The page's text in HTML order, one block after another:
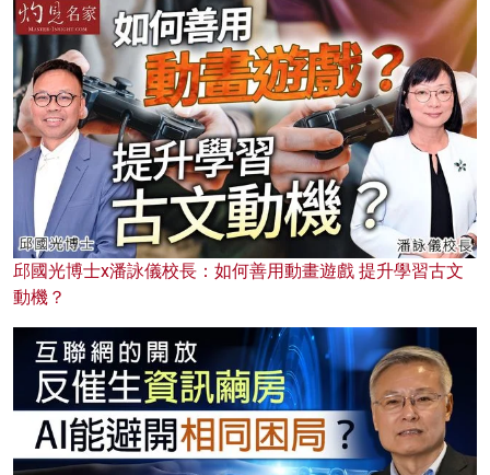
邱國光博士x潘詠儀校長：如何善用動畫遊戲 提升學習古文
動機？